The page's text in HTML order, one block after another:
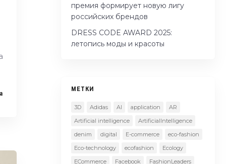
премия формирует новую лигу
российских брендов
DRESS CODE AWARD 2025:
летопись моды и красоты
МЕТКИ
3D Adidas AI application
AR
Artificial intelligence
ArtificialIntelligence
denim
digital E-commerce
eco-fashion
Eco-technology
ecofashion
Ecology
ECommerce
Facebook FashionLeaders